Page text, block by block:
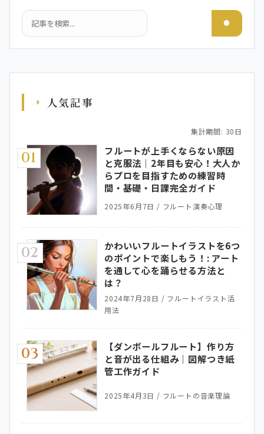
検索
人気記事
集計期間: 30日
01
フルートが上手くならない原因
と克服法｜2年目も安心！大人か
らプロを目指すための練習時
間・基礎・日課完全ガイド
2025年6月7日 / フルート演奏心理
02
かわいいフルートイラストを6つ
のポイントで楽しもう！: アート
を通して心を踊らせる方法と
は？
2024年7月28日 / フルートイラスト活
用法
03
【ダンボールフルート】作り方
と音が出る仕組み｜図解つき紙
管工作ガイド
2025年4月3日 / フルートの音楽理論